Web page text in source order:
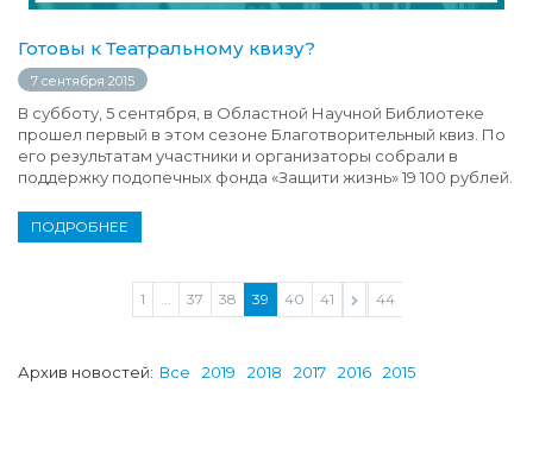
Готовы к Театральному квизу?
7 сентября 2015
В субботу, 5 сентября, в Областной Научной Библиотеке
прошел первый в этом сезоне Благотворительный квиз. По
его результатам участники и организаторы собрали в
поддержку подопечных фонда «Защити жизнь» 19 100 рублей.
ПОДРОБНЕЕ
1 ... 37 38 39 40 41 ... 44
Архив новостей: Все 2019 2018 2017 2016 2015